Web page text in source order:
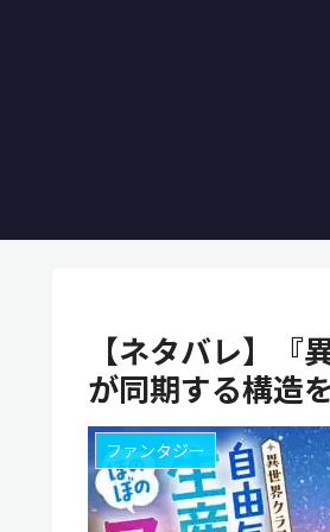
【ネタバレ】
が同期する構造
ファンタジー